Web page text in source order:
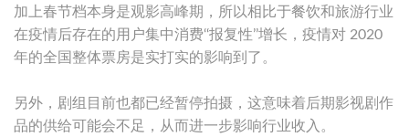
加上春节档本身是观影高峰期，所以相比于餐饮和旅游行业
在疫情后存在的用户集中消费‘‘报复性’’增长，疫情对 2020
年的全国整体票房是实打实的影响到了。
另外，剧组目前也都已经暂停拍摄，这意味着后期影视剧作
品的供给可能会不足，从而进一步影响行业收入。